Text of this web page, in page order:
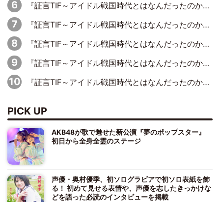
『証言TIF～アイドル戦国時代とはなんだったのか～』第5回：元SUPER☆GiRLS・八坂沙織×宮崎理奈「パワープッシュアーティストみたいなのがあって、イトーヨーカドーさんがスポンサーについたり」
『証言TIF～アイドル戦国時代とはなんだったのか～』第7回：BiS・プー・ルイ×ミチバヤシリオ「誰もパンツは投げないですからね。でも、特に話題になった記憶もないです（笑）」
『証言TIF～アイドル戦国時代とはなんだったのか～』第2回【完全版】：元ぱすぽ☆・根岸愛×奥仲麻琴「……じつは、話はあったんですよ」復活宣言の約10カ月前に語っていた、再フライトの兆し
『証言TIF～アイドル戦国時代とはなんだったのか～』第1回：元アイドリング!!!・遠藤舞×森田涼花「ももクロを初めて見て、アイドリング!!!は無理だな、勝てないなって」
『証言TIF～アイドル戦国時代とはなんだったのか～』第2回：元ぱすぽ☆・根岸愛×奥仲麻琴「デビュー当初はペラペラの衣装をドンキで買って、装飾を自分たちで縫ってました」
PICK UP
AKB48が歌で魅せた新公演『夢のポップスター』
初日から全身全霊のステージ
声優・奥村優季、初ソログラビアで初ソロ表紙を飾
る！ 初めて見せる表情や、声優を志したきっかけな
どを語った必読のインタビューを掲載